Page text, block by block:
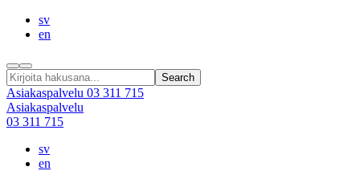
sv
en
Search
Asiakaspalvelu 03 311 715
Asiakaspalvelu
03 311 715
sv
en